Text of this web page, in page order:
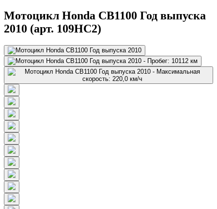
Мотоцикл Honda CB1100 Год выпуска
2010 (арт. 109HC2)